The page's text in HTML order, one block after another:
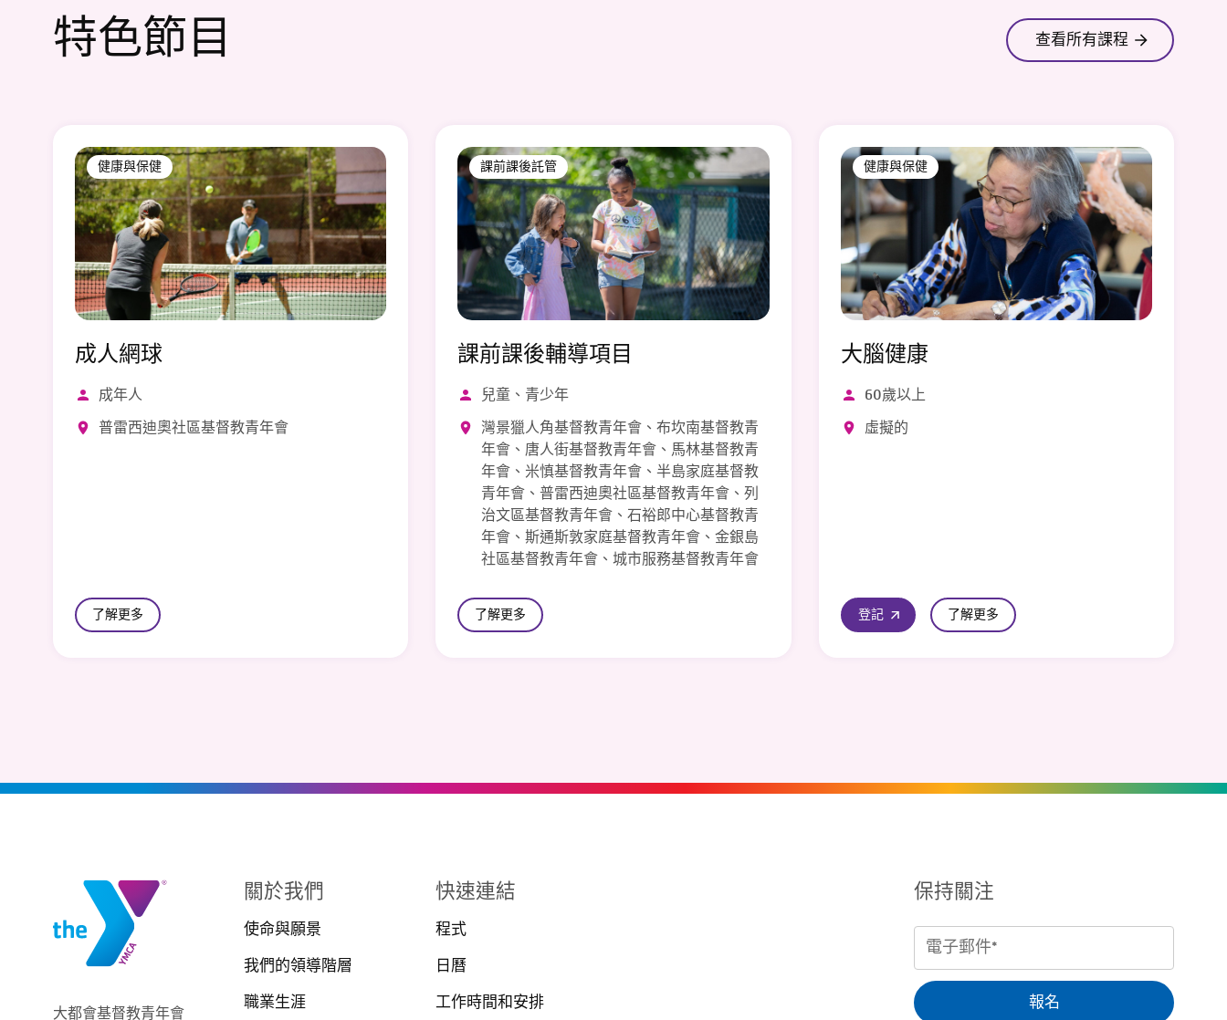
特色節目 查看所有課程
健康與保健
成人網球
成年人
普雷西迪奧社區基督教青年會
了解更多
課前課後託管
課前課後輔導項目
兒童、青少年
灣景獵人角基督教青年會、布坎南基督教青
年會、唐人街基督教青年會、馬林基督教青
年會、米慎基督教青年會、半島家庭基督教
青年會、普雷西迪奧社區基督教青年會、列
治文區基督教青年會、石裕郎中心基督教青
年會、斯通斯敦家庭基督教青年會、金銀島
社區基督教青年會、城市服務基督教青年會
了解更多
健康與保健
大腦健康
60歲以上
虛擬的
登記 了解更多
大都會基督教青年會
關於我們
使命與願景
我們的領導階層
職業生涯
快速連結
程式
日曆
工作時間和安排
保持關注
電
郵
件
報名